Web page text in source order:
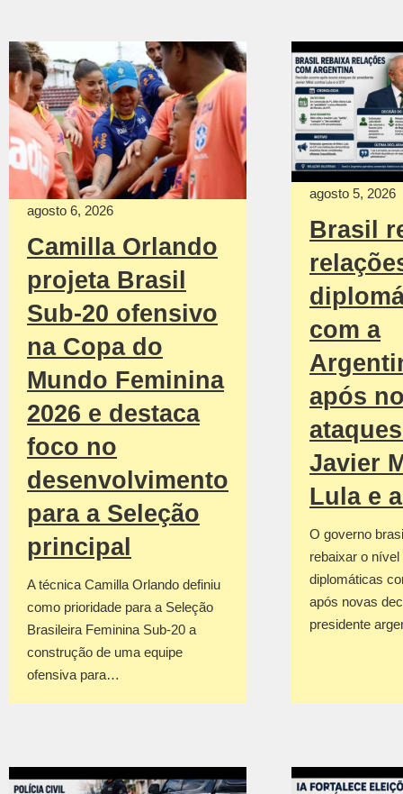
agosto 6, 2026
Camilla Orlando
projeta Brasil
Sub-20 ofensivo
na Copa do
Mundo Feminina
2026 e destaca
foco no
desenvolvimento
para a Seleção
principal
A técnica Camilla Orlando definiu
como prioridade para a Seleção
Brasileira Feminina Sub-20 a
construção de uma equipe
ofensiva para…
agosto 5, 2026
Brasil
com a
após
Javier
Lula e
O governo
rebaixar o
diplomáticas
após novas
presidente